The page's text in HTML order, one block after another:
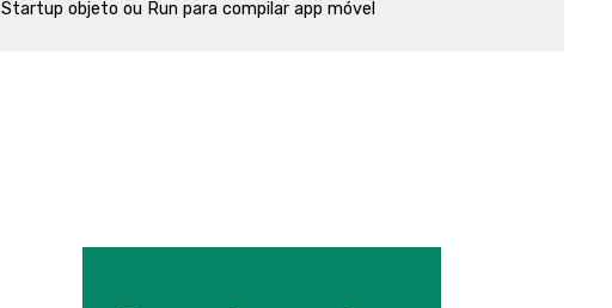
Startup objeto ou Run para compilar app móvel